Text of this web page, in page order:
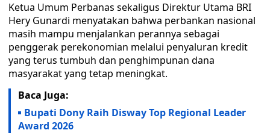
Ketua Umum Perbanas sekaligus Direktur Utama BRI
Hery Gunardi menyatakan bahwa perbankan nasional
masih mampu menjalankan perannya sebagai
penggerak perekonomian melalui penyaluran kredit
yang terus tumbuh dan penghimpunan dana
masyarakat yang tetap meningkat.
Baca Juga:
Bupati Dony Raih Disway Top Regional Leader
Award 2026